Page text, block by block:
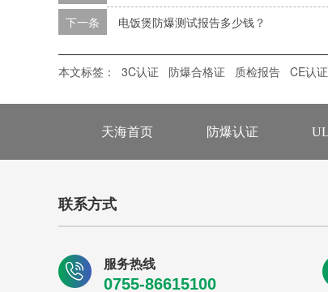
下一条 电饭煲防爆测试报告多少钱？
本文标签： 3C认证 防爆合格证 质检报告 CE认证
天海首页 防爆认证
联系方式
服务热线
0755-86615100